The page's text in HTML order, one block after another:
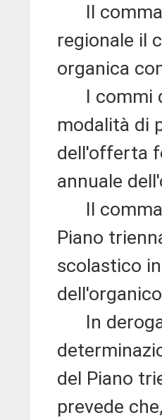
Il comma
regionale il
organica
I commi
modalità di
dell'offerta
annuale
Il comma
Piano
scolastico
In deroga
del Piano
prevede